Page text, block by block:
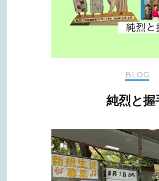
BLOG
純烈と握